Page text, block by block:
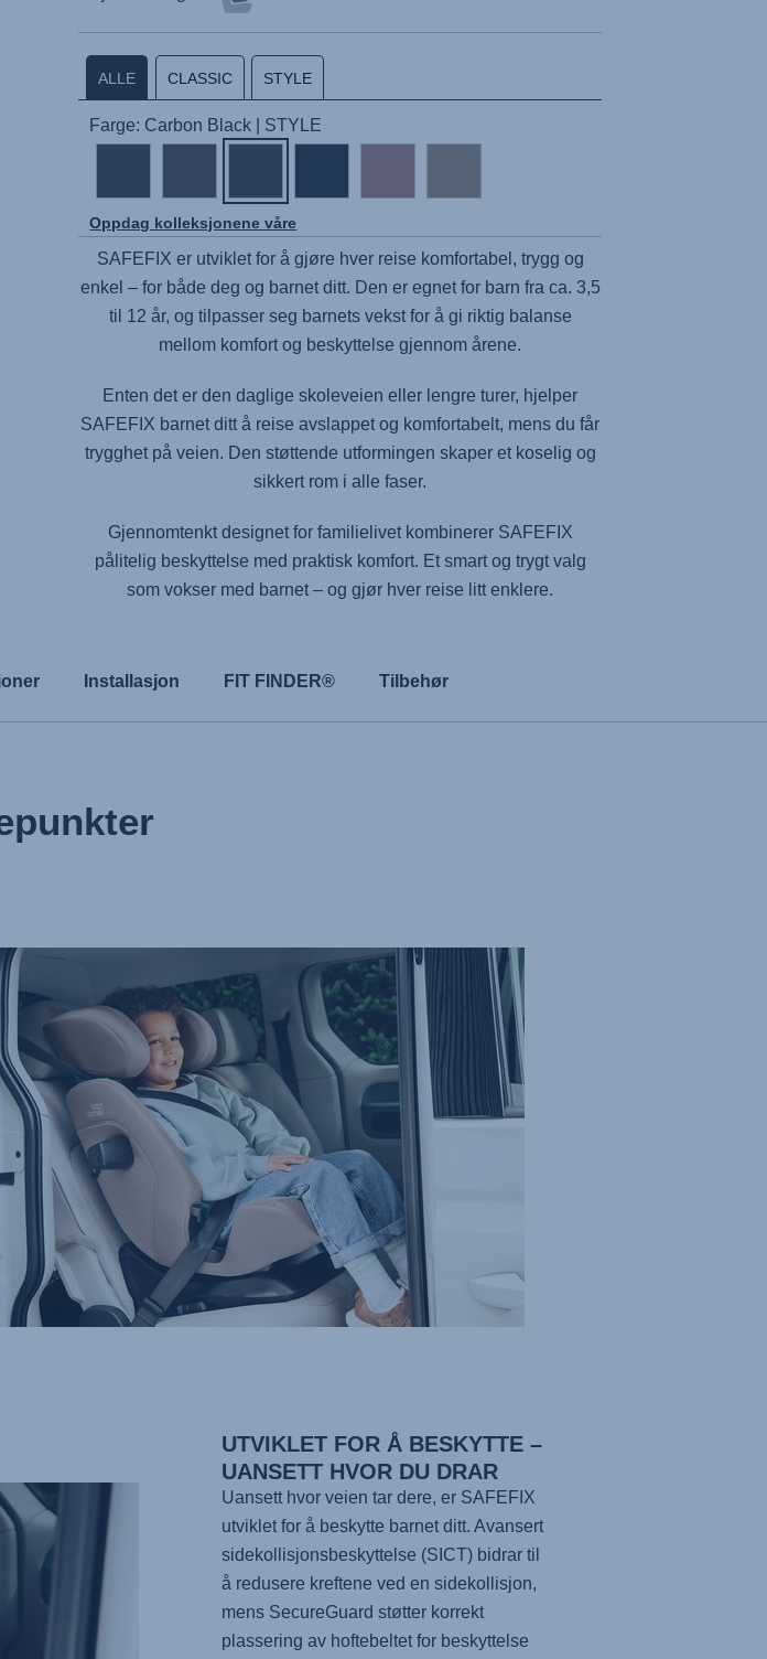
ALLE CLASSIC STYLE
Farge: Carbon Black | STYLE
Oppdag kolleksjonene våre
SAFEFIX er utviklet for å gjøre hver reise komfortabel, trygg og
enkel – for både deg og barnet ditt. Den er egnet for barn fra ca. 3,5
til 12 år, og tilpasser seg barnets vekst for å gi riktig balanse
mellom komfort og beskyttelse gjennom årene.
Enten det er den daglige skoleveien eller lengre turer, hjelper
SAFEFIX barnet ditt å reise avslappet og komfortabelt, mens du får
trygghet på veien. Den støttende utformingen skaper et koselig og
sikkert rom i alle faser.
Gjennomtenkt designet for familielivet kombinerer SAFEFIX
pålitelig beskyttelse med praktisk komfort. Et smart og trygt valg
som vokser med barnet – og gjør hver reise litt enklere.
Installasjon FIT FINDER® Tilbehør
UTVIKLET FOR Å BESKYTTE –
UANSETT HVOR DU DRAR
Uansett hvor veien tar dere, er SAFEFIX
utviklet for å beskytte barnet ditt. Avansert
sidekollisjonsbeskyttelse (SICT) bidrar til
å redusere kreftene ved en sidekollisjon,
mens SecureGuard støtter korrekt
plassering av hoftebeltet for beskyttelse